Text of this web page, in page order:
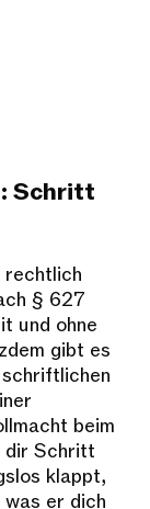
Schritt
rechtlich
§ 627
und ohne
gibt es
beim
dir Schritt
klappt,
er dich